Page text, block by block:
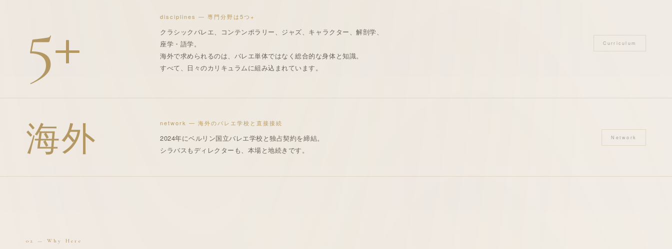
5+ disciplines — 専門分野は5つ+
クラシックバレエ、 コンテンポラリー、ジャズ、 キャラクター、解剖学、
座学・語学。
海外で求められるのは、バレエ単体ではなく総合的な身体と知識。
すべて、日々のカリキュラムに組み込まれています。
Curriculum
海外 network — 海外のバレエ学校 と直接接続
2024年にベルリン国立バレエ学校 と独占契約を締結。
シラバス も ディレクター も、本場と地続きです。
Network
02 — Why Here